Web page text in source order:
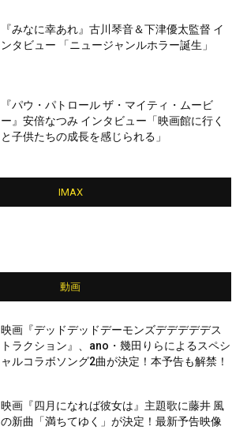
『みなに幸あれ』古川琴音＆下津優太監督 イ
ンタビュー 「ニュージャンルホラー誕生」
『パウ・パトロール ザ・マイティ・ムービ
ー』安倍なつみ インタビュー「映画館に行く
と子供たちの成長を感じられる」
IMAX
動画
映画『デッドデッドデーモンズデデデデデス
トラクション』、ano・幾田りらによるスペシ
ャルコラボソング2曲が決定！本予告も解禁！
映画『四月になれば彼女は』主題歌に藤井 風
の新曲「満ちてゆく」が決定！最新予告映像